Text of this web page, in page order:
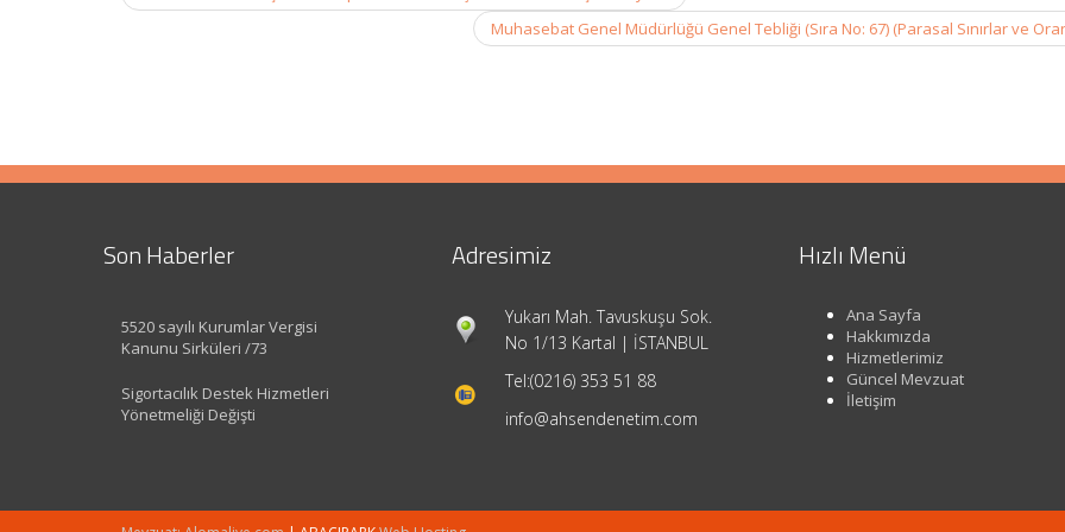
Muhasebat Genel Müdürlüğü Genel Tebliği (Sıra No: 67) (Parasal Sınırlar ve
Son Haberler
5520 sayılı Kurumlar Vergisi
Kanunu Sirküleri /73
Sigortacılık Destek Hizmetleri
Yönetmeliği Değişti
Adresimiz
Yukarı Mah. Tavuskuşu Sok.
No 1/13 Kartal | İSTANBUL
Tel:(0216) 353 51 88
info@ahsendenetim.com
Hızlı Menü
Ana Sayfa
Hakkımızda
Hizmetlerimiz
Güncel Mevzuat
İletişim